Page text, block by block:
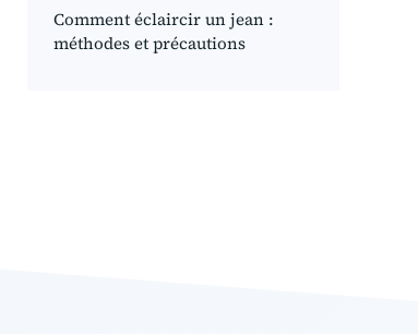
Comment éclaircir un jean :
méthodes et précautions